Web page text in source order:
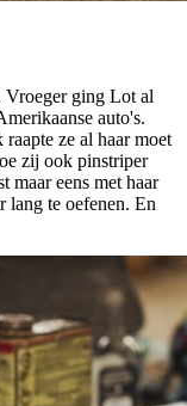
ging Lot al
auto's.
ze al haar moet
zij ook pinstriper
maar eens met haar
lang te oefenen. En